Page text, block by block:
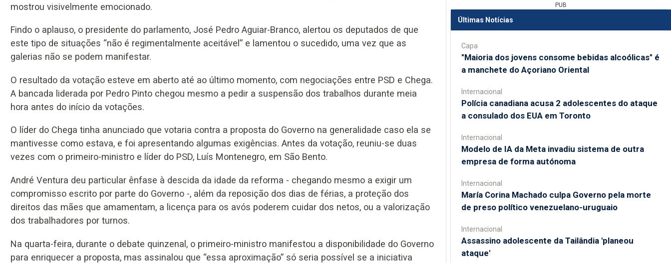
mostrou visivelmente emocionado.
Findo o aplauso, o presidente do parlamento, José Pedro Aguiar-Branco, alertou os deputados de que
este tipo de situações “não é regimentalmente aceitável” e lamentou o sucedido, uma vez que as
galerias não se podem manifestar.
O resultado da votação esteve em aberto até ao último momento, com negociações entre PSD e Chega.
A bancada liderada por Pedro Pinto chegou mesmo a pedir a suspensão dos trabalhos durante meia
hora antes do início da votações.
O líder do Chega tinha anunciado que votaria contra a proposta do Governo na generalidade caso ela se
mantivesse como estava, e foi apresentando algumas exigências. Antes da votação, reuniu-se duas
vezes com o primeiro-ministro e líder do PSD, Luís Montenegro, em São Bento.
André Ventura deu particular ênfase à descida da idade da reforma - chegando mesmo a exigir um
compromisso escrito por parte do Governo -, além da reposição dos dias de férias, a proteção dos
direitos das mães que amamentam, a licença para os avós poderem cuidar dos netos, ou a valorização
dos trabalhadores por turnos.
Na quarta-feira, durante o debate quinzenal, o primeiro-ministro manifestou a disponibilidade do Governo
para enriquecer a proposta, mas assinalou que “essa aproximação” só seria possível se a iniciativa
PUB
Últimas Notícias
Capa
"Maioria dos jovens consome bebidas alcoólicas" é
a manchete do Açoriano Oriental
Internacional
Polícia canadiana acusa 2 adolescentes do ataque
a consulado dos EUA em Toronto
Internacional
Modelo de IA da Meta invadiu sistema de outra
empresa de forma autónoma
Internacional
María Corina Machado culpa Governo pela morte
de preso político venezuelano-uruguaio
Internacional
Assassino adolescente da Tailândia 'planeou
ataque'